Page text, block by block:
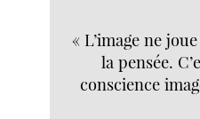
« L’image ne
la pensée.
conscience